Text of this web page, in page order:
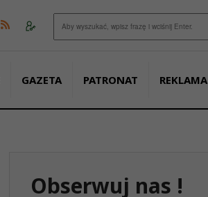
GAZETA PATRONAT REKLAMA
Obserwuj nas !